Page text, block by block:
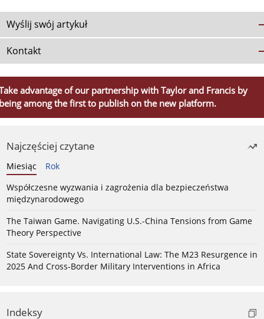
Wyślij swój artykuł
Kontakt
advantage of our partnership with Taylor and Francis by
among the first to publish on the new platform.
Najczęściej czytane
Miesiąc
Rok
Współczesne wyzwania i zagrożenia dla bezpieczeństwa
międzynarodowego
The Taiwan Game. Navigating U.S.-China Tensions from Game
Theory Perspective
State Sovereignty Vs. International Law: The M23 Resurgence in
2025 And Cross-Border Military Interventions in Africa
Indeksy